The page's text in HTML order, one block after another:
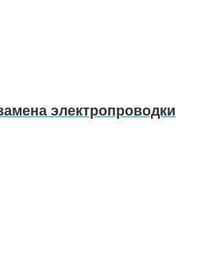
электропроводки